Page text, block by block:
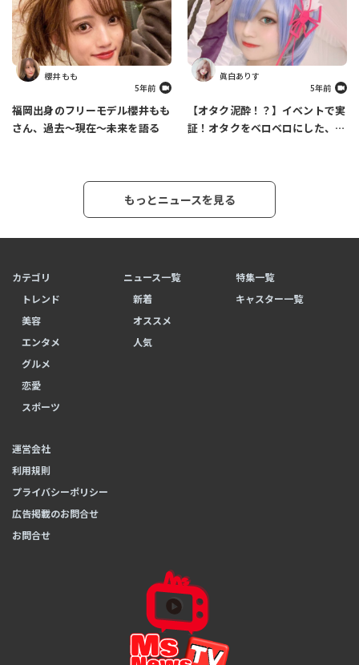
櫻井 もも
5年前
福岡出身のフリーモデル櫻井もも
さん、過去～現在～未来を語る
眞白ありす
5年前
【オタク泥酔！？】イベントで実
証！オタクをベロベロにした、あ
もっとニュースを見る
カテゴリ
トレンド
美容
エンタメ
グルメ
恋愛
スポーツ
ニュース一覧
新着
オススメ
人気
特集一覧
キャスター一覧
運営会社
利用規則
プライバシーポリシー
広告掲載のお問合せ
お問合せ